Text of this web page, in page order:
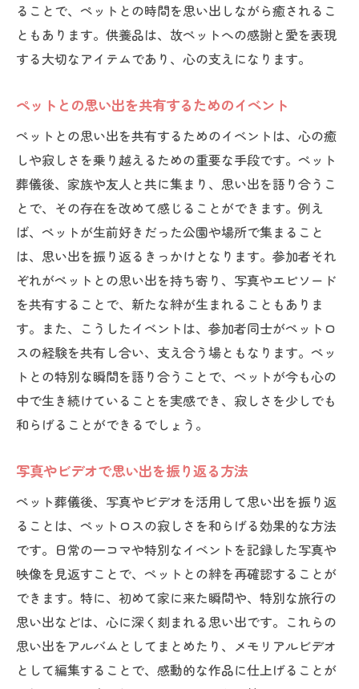
ることで、ペットとの時間を思い出しながら癒されるこ
ともあります。供養品は、故ペットへの感謝と愛を表現
する大切なアイテムであり、心の支えになります。
ペットとの思い出を共有するためのイベント
ペットとの思い出を共有するためのイベントは、心の癒
しや寂しさを乗り越えるための重要な手段です。ペット
葬儀後、家族や友人と共に集まり、思い出を語り合うこ
とで、その存在を改めて感じることができます。例え
ば、ペットが生前好きだった公園や場所で集まること
は、思い出を振り返るきっかけとなります。参加者それ
ぞれがペットとの思い出を持ち寄り、写真やエピソード
を共有することで、新たな絆が生まれることもありま
す。また、こうしたイベントは、参加者同士がペットロ
スの経験を共有し合い、支え合う場ともなります。ペッ
トとの特別な瞬間を語り合うことで、ペットが今も心の
中で生き続けていることを実感でき、寂しさを少しでも
和らげることができるでしょう。
写真やビデオで思い出を振り返る方法
ペット葬儀後、写真やビデオを活用して思い出を振り返
ることは、ペットロスの寂しさを和らげる効果的な方法
です。日常の一コマや特別なイベントを記録した写真や
映像を見返すことで、ペットとの絆を再確認することが
できます。特に、初めて家に来た瞬間や、特別な旅行の
思い出などは、心に深く刻まれる思い出です。これらの
思い出をアルバムとしてまとめたり、メモリアルビデオ
として編集することで、感動的な作品に仕上げることが